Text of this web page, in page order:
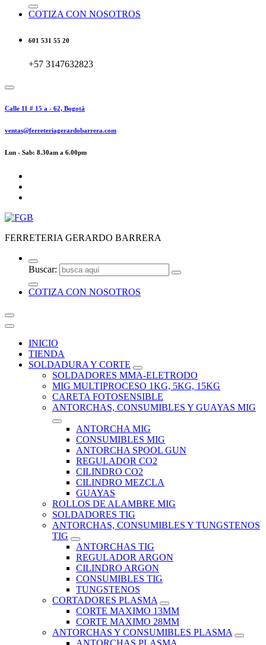
COTIZA CON NOSOTROS
601 531 55 20
+57 3147632823
Calle 11 # 15 a - 62, Bogotá
ventas@ferreteriagerardobarrera.com
Lun - Sab: 8.30am a 6.00pm
FERRETERIA GERARDO BARRERA
Buscar:
COTIZA CON NOSOTROS
INICIO
TIENDA
SOLDADURA Y CORTE
SOLDADORES MMA-ELETRODO
MIG MULTIPROCESO 1KG, 5KG, 15KG
CARETA FOTOSENSIBLE
ANTORCHAS, CONSUMIBLES Y GUAYAS MIG
ANTORCHA MIG
CONSUMIBLES MIG
ANTORCHA SPOOL GUN
REGULADOR CO2
CILINDRO CO2
CILINDRO MEZCLA
GUAYAS
ROLLOS DE ALAMBRE MIG
SOLDADORES TIG
ANTORCHAS, CONSUMIBLES Y TUNGSTENOS
TIG
ANTORCHAS TIG
REGULADOR ARGON
CILINDRO ARGON
CONSUMIBLES TIG
TUNGSTENOS
CORTADORES PLASMA
CORTE MAXIMO 13MM
CORTE MAXIMO 28MM
ANTORCHAS Y CONSUMIBLES PLASMA
ANTORCHAS PLASMA